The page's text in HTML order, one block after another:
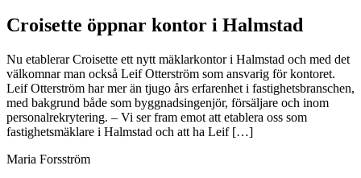
Croisette öppnar kontor i Halmstad
Nu etablerar Croisette ett nytt mäklarkontor i Halmstad och med det
välkomnar man också Leif Otterström som ansvarig för kontoret.
Leif Otterström har mer än tjugo års erfarenhet i fastighetsbranschen,
med bakgrund både som byggnadsingenjör, försäljare och inom
personalrekrytering. – Vi ser fram emot att etablera oss som
fastighetsmäklare i Halmstad och att ha Leif […]
Maria Forsström